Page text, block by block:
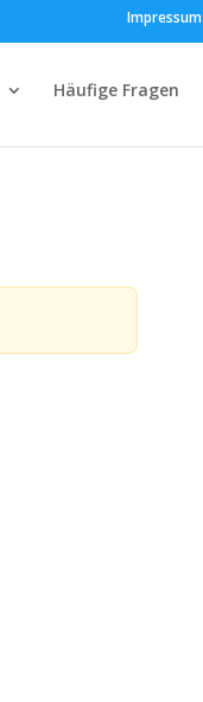
Impressum
Häufige Fragen